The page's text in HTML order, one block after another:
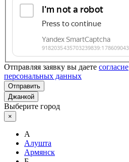
Отправляя заявку вы даете согласие
персональных данных
Отправить
Джанкой
Выберите город
×
А
Алушта
Армянск